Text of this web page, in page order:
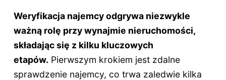
Weryfikacja najemcy odgrywa niezwykle
ważną rolę przy wynajmie nieruchomości,
składając się z kilku kluczowych
etapów. Pierwszym krokiem jest zdalne
sprawdzenie najemcy, co trwa zaledwie kilka